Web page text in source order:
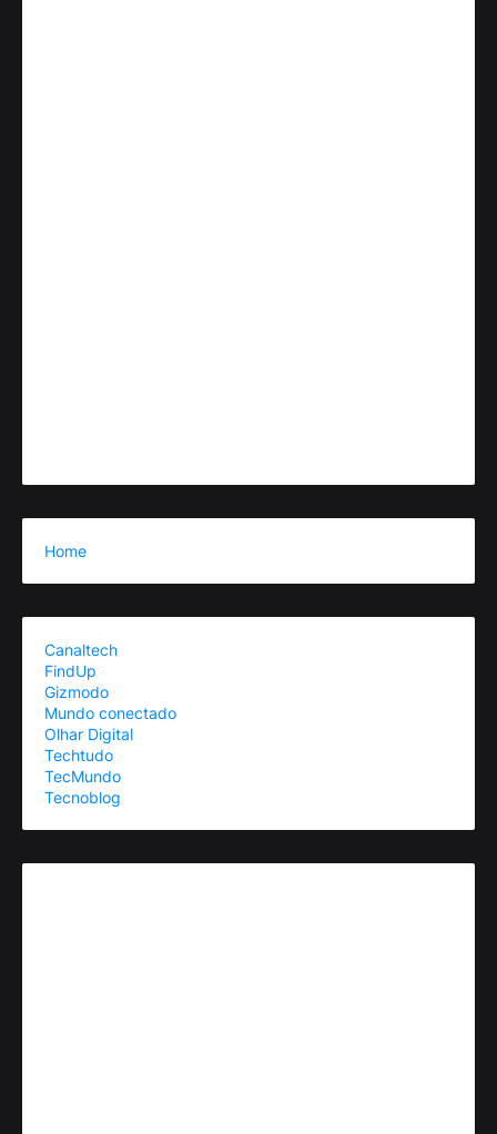
Home
Canaltech
FindUp
Gizmodo
Mundo conectado
Olhar Digital
Techtudo
TecMundo
Tecnoblog